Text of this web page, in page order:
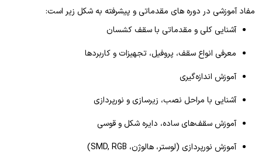
مفاد آموزشی در دوره های مقدماتی و پیشرفته به شکل زیر است:
آشنایی کلی و مقدماتی با سقف کشسان
معرفی انواع سقف، پروفیل، تجهیزات و کاربردها
آموزش اندازه‌گیری
آشنایی با مراحل نصب، زیرسازی و نورپردازی
آموزش سقف‌های ساده، دایره شکل و قوسی
آموزش نورپردازی (لوستر، هالوژن، SMD, RGB)